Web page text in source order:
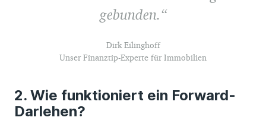
gebunden.
Dirk Eilinghoff
Unser Finanztip-Experte für Immobilien
Wie funktioniert ein Forward-
Darlehen?